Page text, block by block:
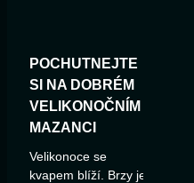
POCHUTNEJTE
SI NA DOBRÉM
VELIKONOČNÍM
MAZANCI
Velikonoce se
kvapem blíží. Brzy je